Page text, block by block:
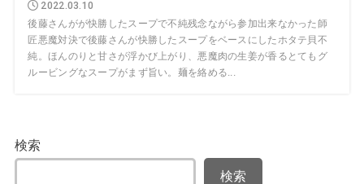
2022.03.10
後藤さんがが快勝したスープで不純残念ながら参加出来なかった師
匠悪魔対決で後藤さんが快勝したスープをベースにしたホタテ貝不
純。ほんのりと甘さが浮かび上がり、悪魔肉の生姜が香るとてもグ
ルービングなスープがまず旨い。麺を絡める...
検索
検索